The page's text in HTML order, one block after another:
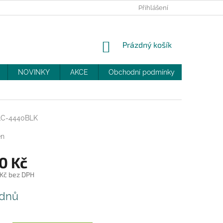
MOJE OBJEDNÁVKA
Přihlášení
NÁKUPNÍ
Prázdný košík
NOVINKY AKCE Obchodní podmínky
4440BLK
Kč
bez DPH